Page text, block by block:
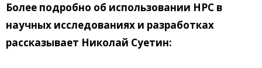
Более подробно об использовании НРС в
научных исследованиях и разработках
рассказывает Николай Суетин: